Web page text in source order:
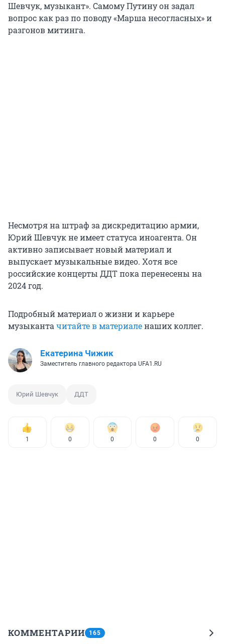
Шевчук, музыкант». Самому Путину он задал
вопрос как раз по поводу «Марша несогласных» и
разгонов митинга.
Несмотря на штраф за дискредитацию армии,
Юрий Шевчук не имеет статуса иноагента. Он
активно записывает новый материал и
выпускает музыкальные видео. Хотя все
российские концерты ДДТ пока перенесены на
2024 год.
Подробный материал о жизни и карьере
музыканта читайте в материаленаших коллег.
Екатерина Чижик
Заместитель главного редактора UFA1.RU
Юрий Шевчук ДДТ
1 0 0 0 0
КОММЕНТАРИИ 165